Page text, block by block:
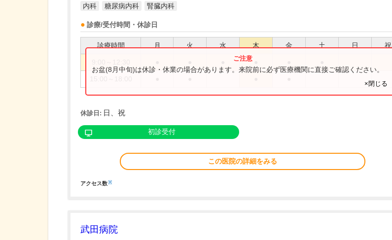
内科 糖尿病内科 腎臓内科
診療/受付時間・休診日
診療時間 月 火 水 木 金 土 日 祝
お盆(8月中旬)は休診・休業の場合があります。来院前に必ず医療機関に直接ご確認ください。
×閉じる
休診日: 日、祝
初診受付
この医院の詳細をみる
アクセス数※
武田病院